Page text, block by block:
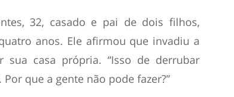
32, casado e pai de dois filhos,
anos. Ele afirmou que invadiu a
casa própria. “Isso de derrubar
que a gente não pode fazer?”